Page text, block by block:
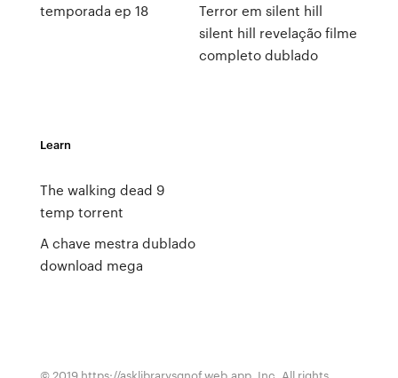
temporada ep 18
Terror em silent hill
silent hill revelação filme
completo dublado
Learn
The walking dead 9
temp torrent
A chave mestra dublado
download mega
© 2019 https://asklibrarysgnof.web.app, Inc. All rights